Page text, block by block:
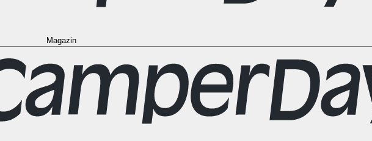
Magazin
Vancouver Alle Ziele in den USALas Vegas Los Angeles MiamiNew YorkSan Francisco Chile
Alle Reiseziele in Frankreich Korsika LyonMarseilles Nizza Paris Toulouse Alle Reiseziele in
NorwegenBergen Oslo Alle Reiseziele in Spanien Andalusien Barcelona Bilbao MadridSevilla
in Australien Brisbane Cairns Melbourne Perth Sydney Alle Ziele in Neuseeland Auckland